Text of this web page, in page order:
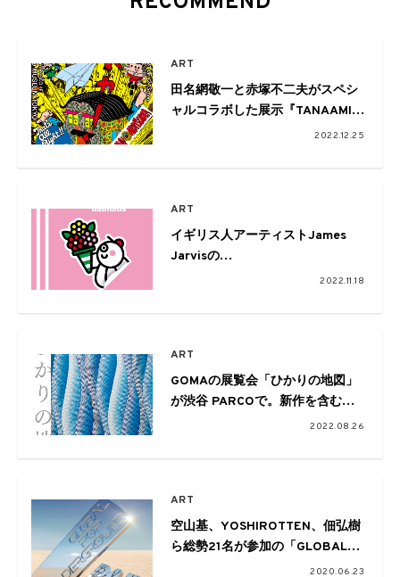
ART
田名網敬一と赤塚不二夫がスペシ
ャルコラボした展示『TANAAMI!!
AKATSUKA!! / That‘s all Right!!
2022.12.25
ART
イギリス人アーティストJames
Jarvisの
個展がPARCO MUSEUM TOKYO
2022.11.18
ART
GOMAの展覧会「ひかりの地図」
が渋谷 PARCOで。新作を含む原
画約30点の展示やオリジナルグッ
2022.08.26
ART
空山基、YOSHIROTTEN、佃弘樹
ら総勢21名が参加の「GLOBAL
POP UNDERGROUND」展が開催
2020.06.23